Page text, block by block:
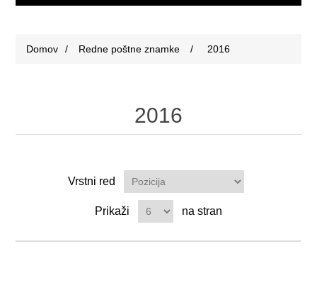
Domov / Redne poštne znamke / 2016
2016
Vrstni red
Prikaži na stran